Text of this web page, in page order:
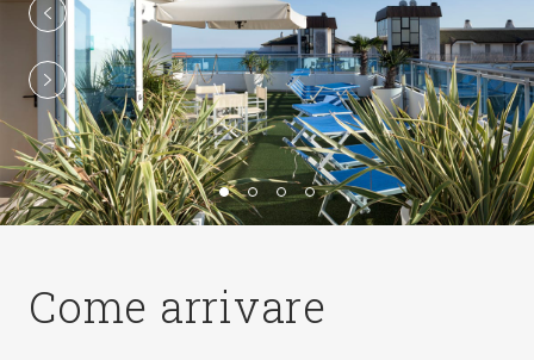
Come arrivare